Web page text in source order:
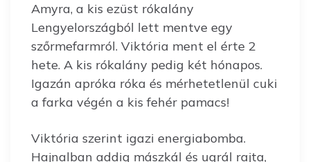
Amyra, a kis ezüst rókalány
Lengyelországból lett mentve egy
szőrmefarmról. Viktória ment el érte 2
hete. A kis rókalány pedig két hónapos.
Igazán apróka róka és mérhetetlenül cuki
a farka végén a kis fehér pamacs!
Viktória szerint igazi energiabomba.
Hajnalban addig mászkál és ugrál rajta,